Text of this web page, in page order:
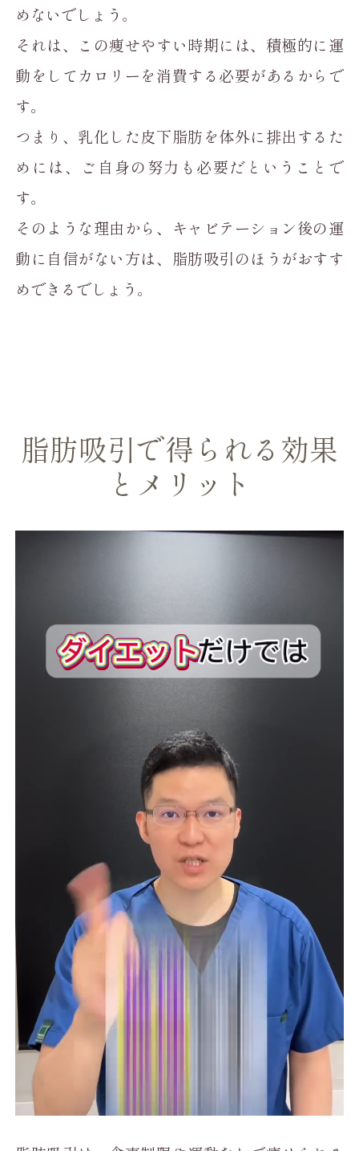
めないでしょう。
それは、この痩せやすい時期には、積極的に運
動をしてカロリーを消費する必要があるからで
す。
つまり、乳化した皮下脂肪を体外に排出するた
めには、ご自身の努力も必要だということで
す。
そのような理由から、キャビテーション後の運
動に自信がない方は、脂肪吸引のほうがおすす
めできるでしょう。
脂肪吸引で得られる効果
とメリット